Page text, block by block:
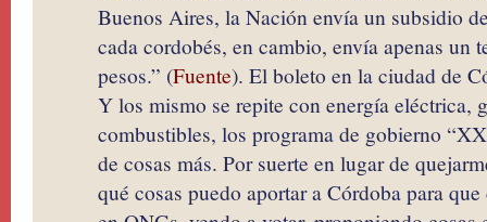
Buenos Aires, la Nación envía un subsidio
cada cordobés, en cambio, envía apenas un
pesos.” (Fuente). El boleto en la ciudad de
Y los mismo se repite con energía eléctrica,
combustibles, los programa de gobierno
de cosas más. Por suerte en lugar de
qué cosas puedo aportar a Córdoba para